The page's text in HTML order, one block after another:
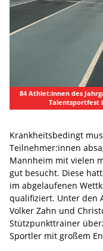
Die jungen
Krankheitsbedingt
Teilnehmer:innen
Mannheim mit vielen
gut besucht. Diese
im abgelaufenen
qualifiziert. Unter den
Volker Zahn und
Stützpunkttrainer
Sportler mit großem